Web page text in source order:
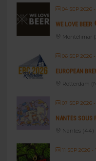
04 SEP 2026-
WE LOVE BEER
Montélimar
06 SEP 2026-
EUROPEAN
Rotterdam
07 SEP 2026-
NANTES SOUS
Nantes (44)
11 SEP 2026-